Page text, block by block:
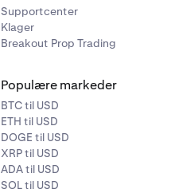
Supportcenter
Klager
Breakout Prop Trading
Populære markeder
BTC til USD
ETH til USD
DOGE til USD
XRP til USD
ADA til USD
SOL til USD